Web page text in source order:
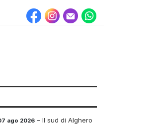
ago 2026 - Il sud di Alghero